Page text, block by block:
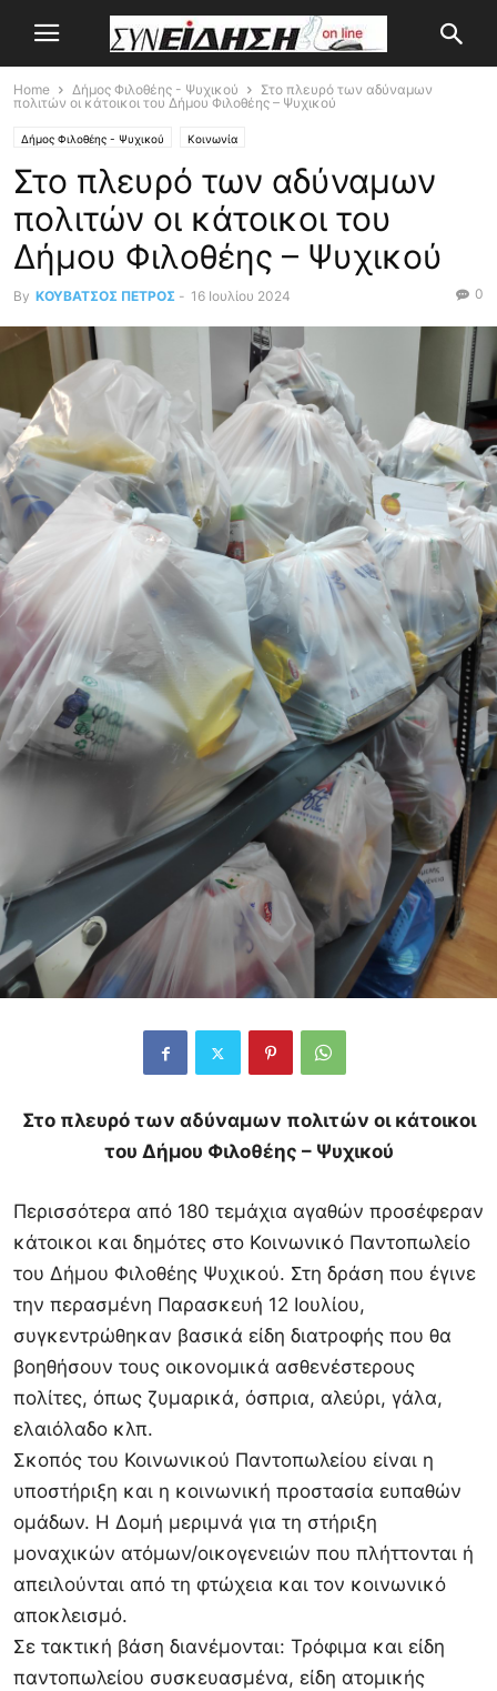
Home Δήμος Φιλοθέης - Ψυχικού
Στο πλευρό των αδύναμων
πολιτών οι κάτοικοι του Δήμου Φιλοθέης – Ψυχικού
Δήμος Φιλοθέης - Ψυχικού Κοινωνία
Στο πλευρό των αδύναμων
πολιτών οι κάτοικοι του
Δήμου Φιλοθέης – Ψυχικού
By ΚΟΥΒΑΤΣΟΣ ΠΕΤΡΟΣ - 16 Ιουλίου 2024 0
Στο πλευρό των αδύναμων πολιτών οι κάτοικοι
του Δήμου Φιλοθέης – Ψυχικού
Περισσότερα από 180 τεμάχια αγαθών προσέφεραν
κάτοικοι και δημότες στο Κοινωνικό Παντοπωλείο
του Δήμου Φιλοθέης Ψυχικού. Στη δράση που έγινε
την περασμένη Παρασκευή 12 Ιουλίου,
συγκεντρώθηκαν βασικά είδη διατροφής που θα
βοηθήσουν τους οικονομικά ασθενέστερους
πολίτες, όπως ζυμαρικά, όσπρια, αλεύρι, γάλα,
ελαιόλαδο κλπ.
Σκοπός του Κοινωνικού Παντοπωλείου είναι η
υποστήριξη και η κοινωνική προστασία ευπαθών
ομάδων. Η Δομή μεριμνά για τη στήριξη
μοναχικών ατόμων/οικογενειών που πλήττονται ή
απειλούνται από τη φτώχεια και τον κοινωνικό
αποκλεισμό.
Σε τακτική βάση διανέμονται: Τρόφιμα και είδη
παντοπωλείου συσκευασμένα, είδη ατομικής